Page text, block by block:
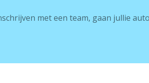
met een team, gaan jullie